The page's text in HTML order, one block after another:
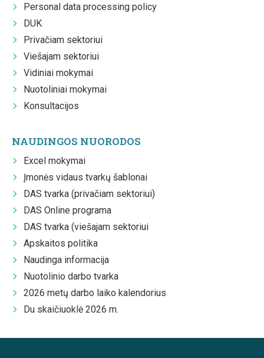
Personal data processing policy
DUK
Privačiam sektoriui
Viešajam sektoriui
Vidiniai mokymai
Nuotoliniai mokymai
Konsultacijos
NAUDINGOS NUORODOS
Excel mokymai
Įmonės vidaus tvarkų šablonai
DAS tvarka (privačiam sektoriui)
DAS Online programa
DAS tvarka (viešajam sektoriui
Apskaitos politika
Naudinga informacija
Nuotolinio darbo tvarka
2026 metų darbo laiko kalendorius
Du skaičiuoklė 2026 m.